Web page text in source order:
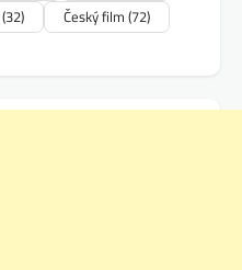
(32) Český film (72)